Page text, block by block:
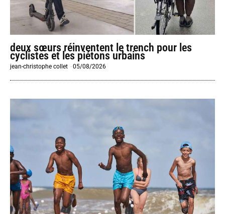
deux sœurs réinventent le trench pour les
cyclistes et les piétons urbains
jean-christophe collet -05/08/2026